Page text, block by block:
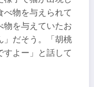
べ物を与えられて
物を与えていたお
」だそう。「胡桃
すよー」と話して